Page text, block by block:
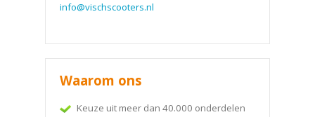
info@vischscooters.nl
Waarom ons
Keuze uit meer dan 40.000 onderdelen